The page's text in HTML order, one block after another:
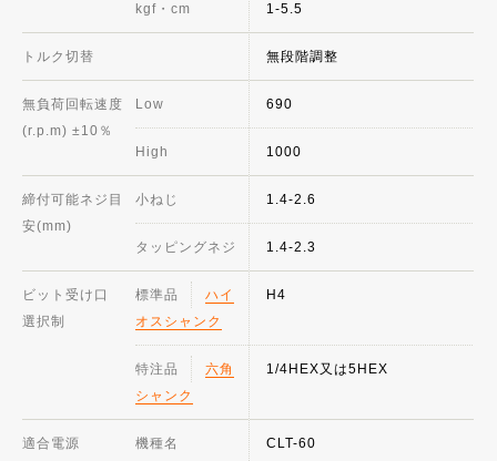
kgf・cm
トルク切替
無負荷回転速度
(r.p.m) ±10％
Low
High
締付可能ネジ目
安(mm)
小ねじ
タッピングネジ
ビット受け口
選択制
標準品
ハイ
オスシャンク
特注品
六角
シャンク
適合電源 機種名
1-5.5
無段階調整
690
1000
1.4-2.6
1.4-2.3
H4
1/4HEX又は5HEX
CLT-60